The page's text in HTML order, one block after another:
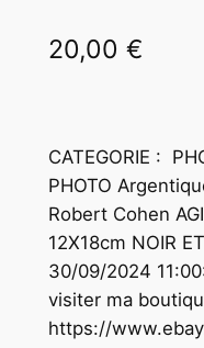
20,00 €
CATEGORIE :
PHOTO
Robert Cohen
12X18cm NOIR
30/09/2024
visiter ma
https://